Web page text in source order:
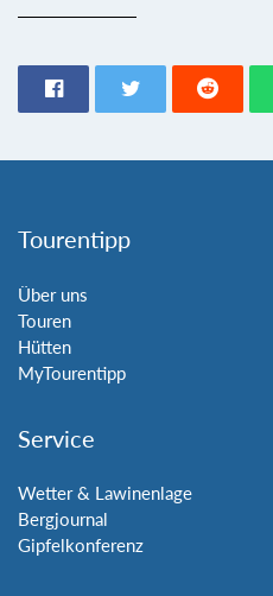
Tourentipp
Über uns
Touren
Hütten
MyTourentipp
Service
Wetter & Lawinenlage
Bergjournal
Gipfelkonferenz